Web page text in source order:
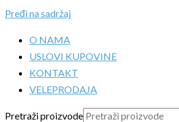
Pređi na sadržaj
O NAMA
USLOVI KUPOVINE
KONTAKT
VELEPRODAJA
Pretraži proizvode